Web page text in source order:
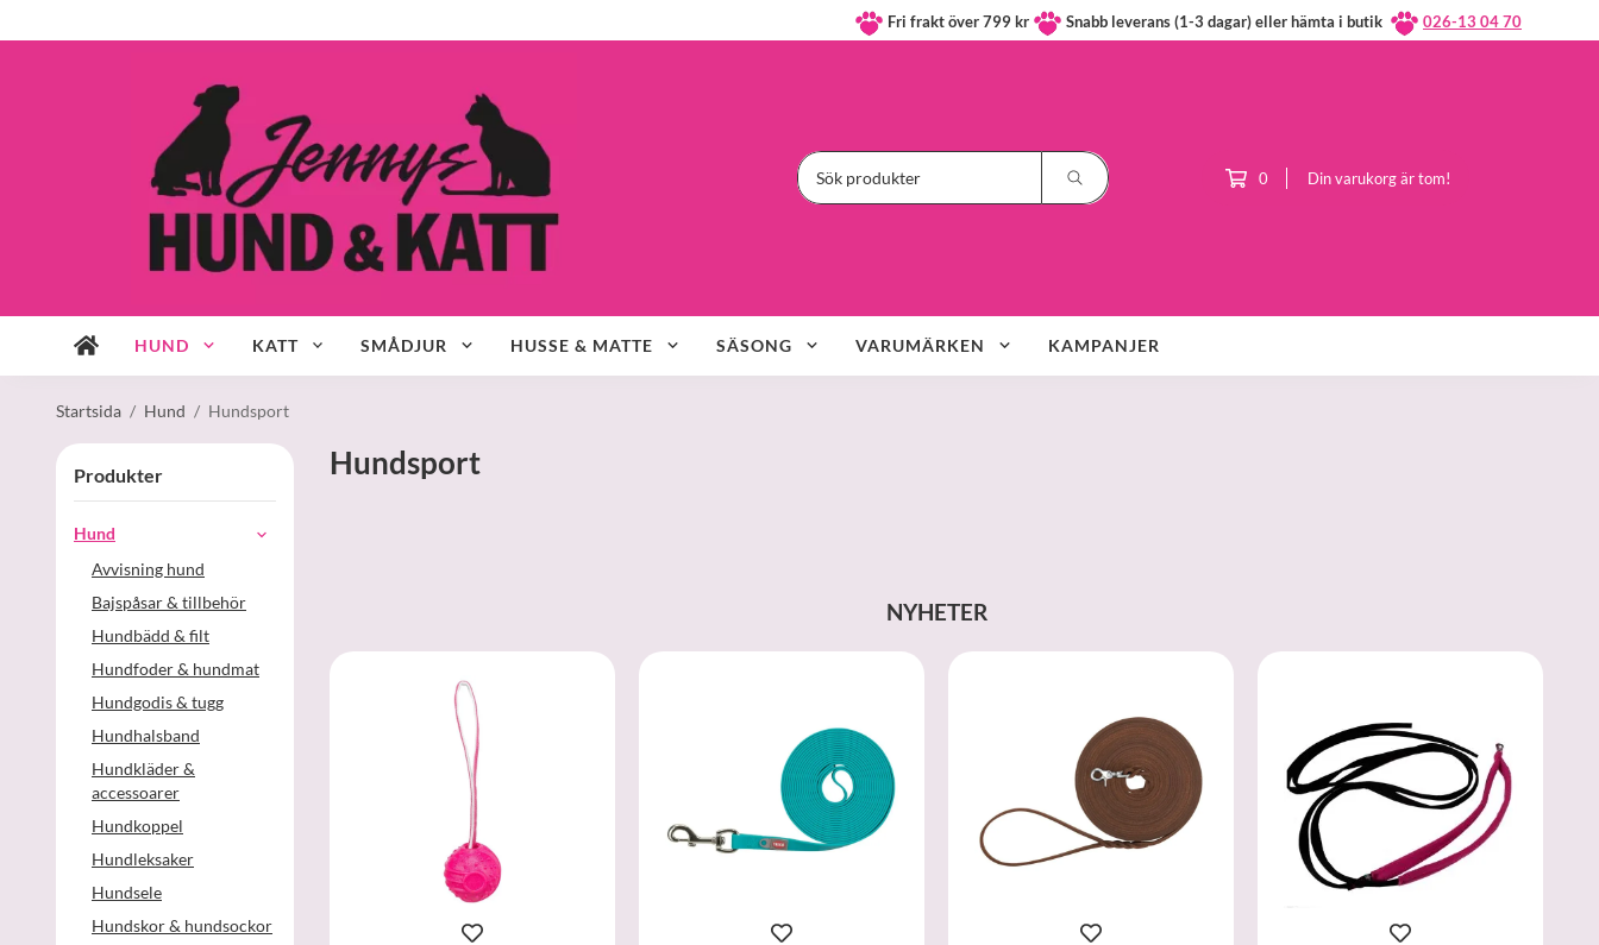
Fri frakt över 799 kr Snabb leverans (1-3 dagar) eller hämta i butik 026-13 04 70
0 Din varukorg är tom!
HUND KATT SMÅDJUR HUSSE & MATTE SÄSONG VARUMÄRKEN KAMPANJER
Startsida / Hund / Hundsport
Produkter
Hund
Avvisning hund
Bajspåsar & tillbehör
Hundbädd & filt
Hundfoder & hundmat
Hundgodis & tugg
Hundhalsband
Hundkläder &
accessoarer
Hundkoppel
Hundleksaker
Hundsele
Hundskor & hundsockor
Hundsport
NYHETER